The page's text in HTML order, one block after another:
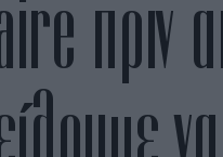
πριν